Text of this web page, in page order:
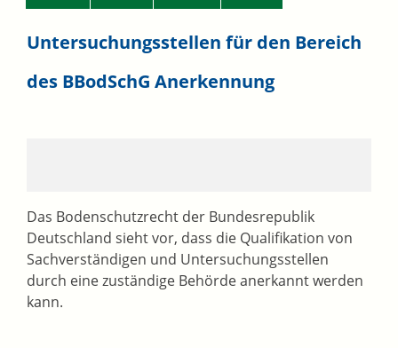
Untersuchungsstellen für den Bereich
des BBodSchG Anerkennung
Das Bodenschutzrecht der Bundesrepublik
Deutschland sieht vor, dass die Qualifikation von
Sachverständigen und Untersuchungsstellen
durch eine zuständige Behörde anerkannt werden
kann.